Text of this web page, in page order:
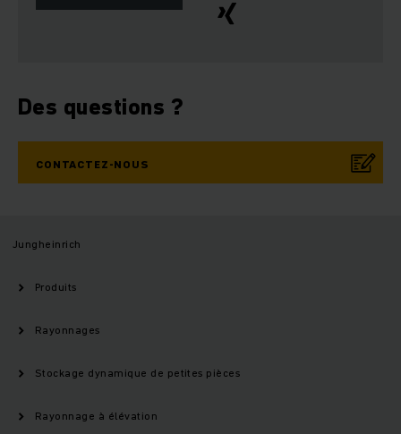
Des questions ?
CONTACTEZ-NOUS
Jungheinrich
Produits
Rayonnages
Stockage dynamique de petites pièces
Rayonnage à élévation